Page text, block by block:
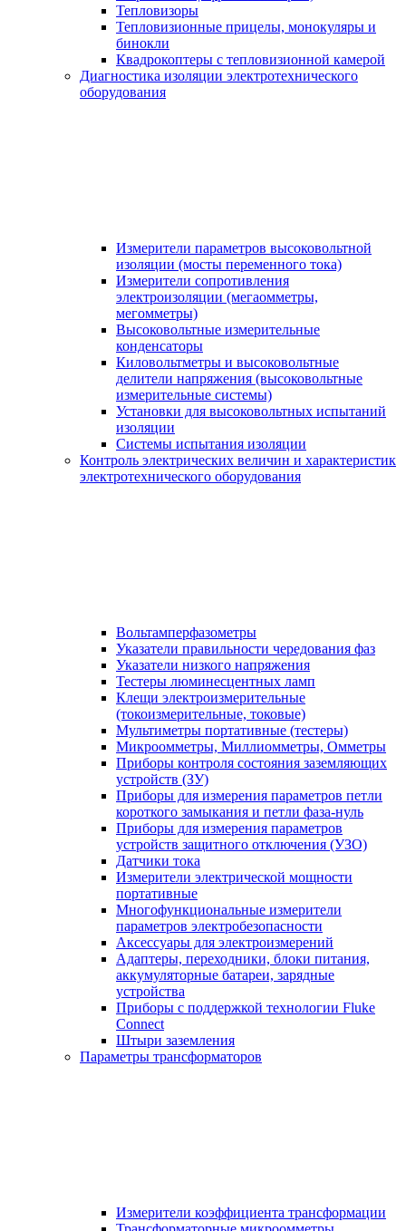
Тепловизоры
Тепловизионные прицелы, монокуляры и
бинокли
Квадрокоптеры с тепловизионной камерой
Диагностика изоляции электротехнического
оборудования
Измерители параметров высоковольтной
изоляции (мосты переменного тока)
Измерители сопротивления
электроизоляции (мегаомметры,
мегомметры)
Высоковольтные измерительные
конденсаторы
Киловольтметры и высоковольтные
делители напряжения (высоковольтные
измерительные системы)
Установки для высоковольтных испытаний
изоляции
Системы испытания изоляции
Контроль электрических величин и характеристик
электротехнического оборудования
Вольтамперфазометры
Указатели правильности чередования фаз
Указатели низкого напряжения
Тестеры люминесцентных ламп
Клещи электроизмерительные
(токоизмерительные, токовые)
Мультиметры портативные (тестеры)
Микроомметры, Миллиомметры, Омметры
Приборы контроля состояния заземляющих
устройств (ЗУ)
Приборы для измерения параметров петли
короткого замыкания и петли фаза-нуль
Приборы для измерения параметров
устройств защитного отключения (УЗО)
Датчики тока
Измерители электрической мощности
портативные
Многофункциональные измерители
параметров электробезопасности
Аксессуары для электроизмерений
Адаптеры, переходники, блоки питания,
аккумуляторные батареи, зарядные
устройства
Приборы с поддержкой технологии Fluke
Connect
Штыри заземления
Параметры трансформаторов
Измерители коэффициента трансформации